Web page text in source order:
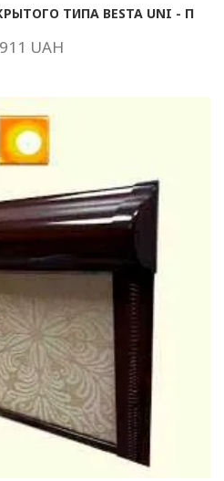
ТИПА BESTA UNI - П
911 UAH